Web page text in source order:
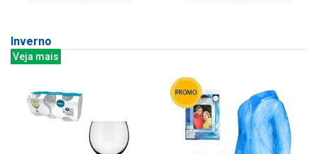
Inverno
Veja mais